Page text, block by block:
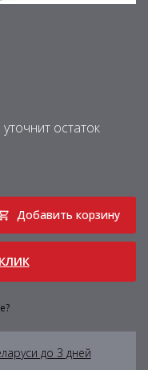
остаток
Добавить корзину
до 3 дней